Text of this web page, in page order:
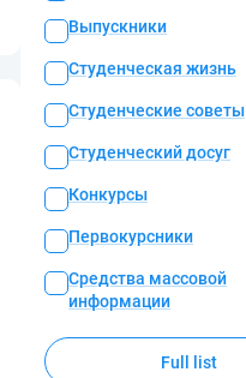
Выпускники
Студенческая жизнь
Студенческие советы
Студенческий досуг
Конкурсы
Первокурсники
Средства массовой
информации
Full list